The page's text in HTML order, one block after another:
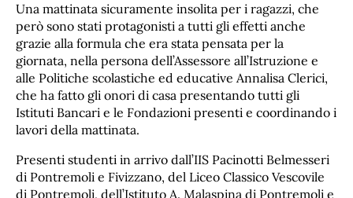
Una mattinata sicuramente insolita per i ragazzi, che
però sono stati protagonisti a tutti gli effetti anche
grazie alla formula che era stata pensata per la
giornata, nella persona dell’Assessore all’Istruzione e
alle Politiche scolastiche ed educative Annalisa Clerici,
che ha fatto gli onori di casa presentando tutti gli
Istituti Bancari e le Fondazioni presenti e coordinando i
lavori della mattinata.
Presenti studenti in arrivo dall’IIS Pacinotti Belmesseri
di Pontremoli e Fivizzano, del Liceo Classico Vescovile
di Pontremoli, dell’Istituto A. Malaspina di Pontremoli e